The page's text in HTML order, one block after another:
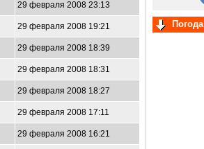
29 февраля 2008 23:13
29 февраля 2008 19:21
29 февраля 2008 18:39
29 февраля 2008 18:31
29 февраля 2008 18:27
29 февраля 2008 17:11
29 февраля 2008 16:21
Погода